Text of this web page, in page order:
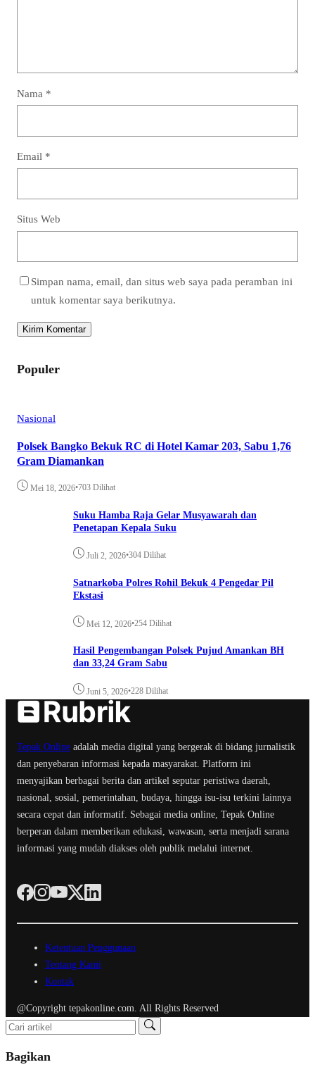
Nama *
Email *
Situs Web
Simpan nama, email, dan situs web saya pada peramban ini
untuk komentar saya berikutnya.
Populer
Nasional
Polsek Bangko Bekuk RC di Hotel Kamar 203, Sabu 1,76
Gram Diamankan
Mei 18, 2026•703 Dilihat
Suku Hamba Raja Gelar Musyawarah dan
Penetapan Kepala Suku
Juli 2, 2026•304 Dilihat
Satnarkoba Polres Rohil Bekuk 4 Pengedar Pil
Ekstasi
Mei 12, 2026•254 Dilihat
Hasil Pengembangan Polsek Pujud Amankan BH
dan 33,24 Gram Sabu
Juni 5, 2026•228 Dilihat
Tepak Online adalah media digital yang bergerak di bidang jurnalistik
dan penyebaran informasi kepada masyarakat. Platform ini
menyajikan berbagai berita dan artikel seputar peristiwa daerah,
nasional, sosial, pemerintahan, budaya, hingga isu-isu terkini lainnya
secara cepat dan informatif. Sebagai media online, Tepak Online
berperan dalam memberikan edukasi, wawasan, serta menjadi sarana
informasi yang mudah diakses oleh publik melalui internet.
Ketentuan Penggunaan
Tentang Kami
Kontak
@Copyright tepakonline.com. All Rights Reserved
Bagikan